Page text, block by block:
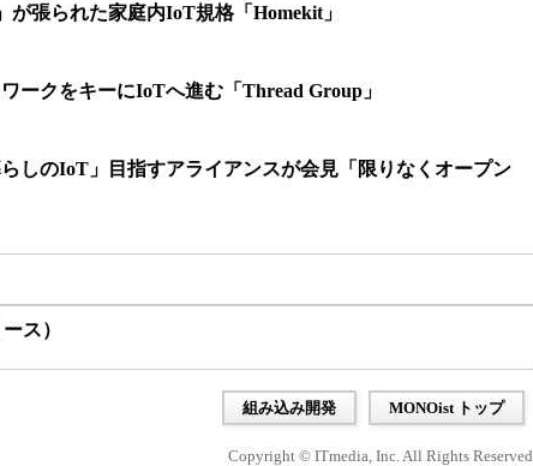
が張られた家庭内IoT規格「Homekit」
ークをキーにIoTへ進む「Thread Group」
しのIoT」目指すアライアンスが会見「限りなくオープン
ス）
組み込み開発 MONOist トップ
Copyright © ITmedia, Inc. All Rights Reserved.